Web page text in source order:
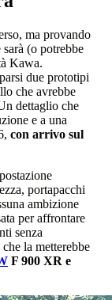
ma provando
(o potrebbe
Kawa.
due prototipi
che avrebbe
dettaglio che
e a una
con arrivo sul
portapacchi
ambizione
per affrontare
senza
la metterebbe
F 900 XR e